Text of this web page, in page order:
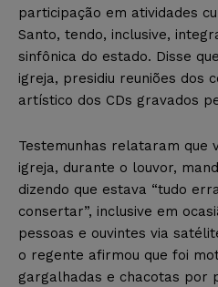
participação em atividades
Santo, tendo, inclusive,
sinfônica do estado. Disse
igreja, presidiu reuniões dos
artístico dos CDs gravados
Testemunhas relataram que
igreja, durante o louvor,
dizendo que estava “tudo
consertar”, inclusive em
pessoas e ouvintes via
o regente afirmou que foi
gargalhadas e chacotas por